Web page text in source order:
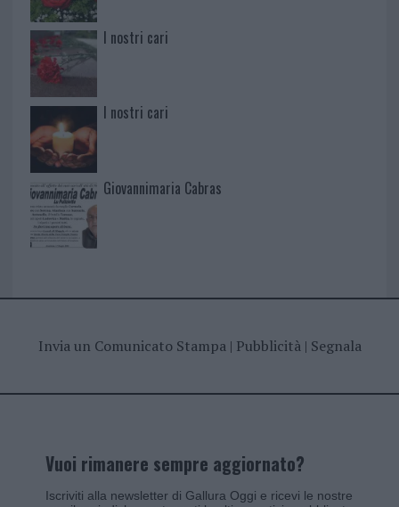
I nostri cari
I nostri cari
Giovannimaria Cabras
Invia un Comunicato Stampa| Pubblicità| Segnala
Vuoi rimanere sempre aggiornato?
Iscriviti alla newsletter di Gallura Oggi e ricevi le nostre